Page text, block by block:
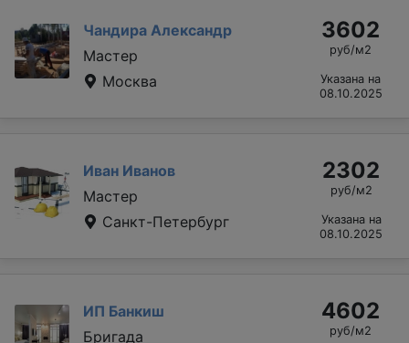
Чандира Александр
Мастер
Москва
3602
руб/м2
Указана на
08.10.2025
Иван Иванов
Мастер
Санкт-Петербург
2302
руб/м2
Указана на
08.10.2025
ИП Банкиш
Бригада
4602
руб/м2